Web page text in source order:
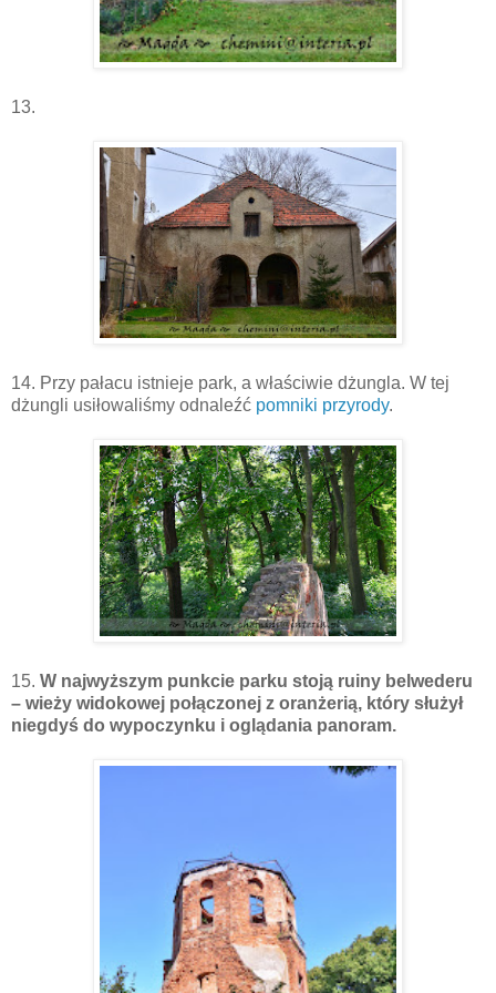
13.
14. Przy pałacu istnieje park, a właściwie dżungla. W tej
dżungli usiłowaliśmy odnaleźć pomniki przyrody.
15. W najwyższym punkcie parku stoją ruiny belwederu
– wieży widokowej połączonej z oranżerią, który służył
niegdyś do wypoczynku i oglądania panoram.